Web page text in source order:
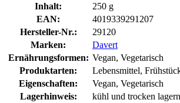
Inhalt:
250 g
EAN:
4019339291207
Hersteller-Nr.:
29120
Marken:
Davert
Ernährungsformen: Vegan, Vegetarisch
Produktarten:
Lebensmittel,
Eigenschaften:
Vegan, Vegetarisch
Lagerhinweis:
kühl und trocken lagern